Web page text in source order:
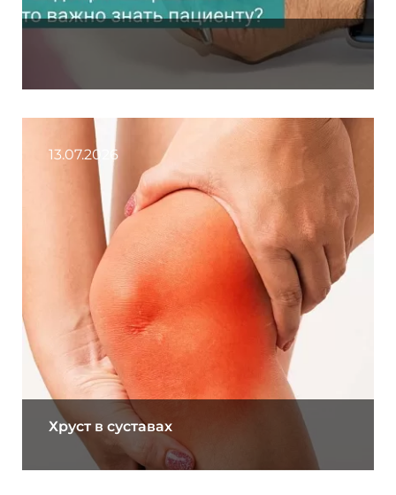
13.07.2026
Хруст в суставах